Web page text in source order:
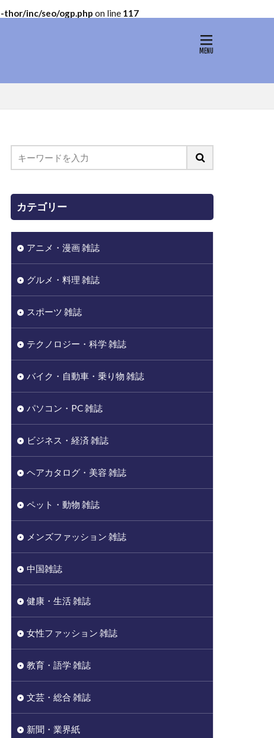
inc/seo/ogp.php on line 117
カテゴリー
アニメ・漫画 雑誌
グルメ・料理 雑誌
スポーツ 雑誌
テクノロジー・科学 雑誌
バイク・自動車・乗り物 雑誌
パソコン・PC 雑誌
ビジネス・経済 雑誌
ヘアカタログ・美容 雑誌
ペット・動物 雑誌
メンズファッション 雑誌
中国雑誌
健康・生活 雑誌
女性ファッション 雑誌
教育・語学 雑誌
文芸・総合 雑誌
新聞・業界紙